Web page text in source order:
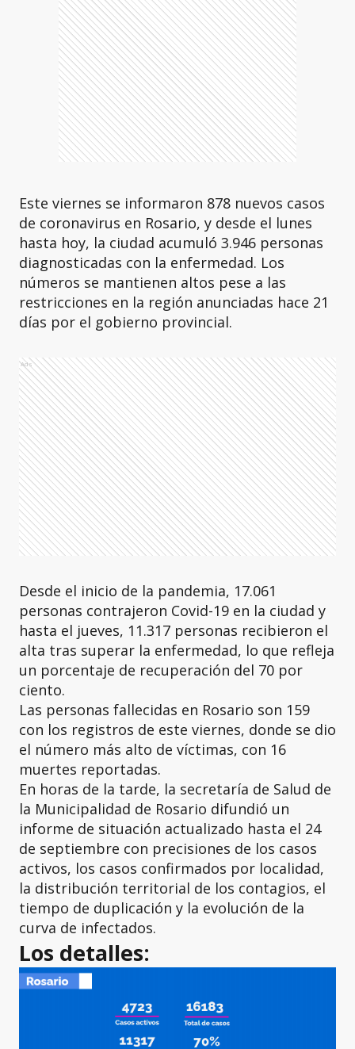
Este viernes se informaron 878 nuevos casos
de coronavirus en Rosario, y desde el lunes
hasta hoy, la ciudad acumuló 3.946 personas
diagnosticadas con la enfermedad. Los
números se mantienen altos pese a las
restricciones en la región anunciadas hace 21
días por el gobierno provincial.
Ads
Desde el inicio de la pandemia, 17.061
personas contrajeron Covid-19 en la ciudad y
hasta el jueves, 11.317 personas recibieron el
alta tras superar la enfermedad, lo que refleja
un porcentaje de recuperación del 70 por
ciento.
Las personas fallecidas en Rosario son 159
con los registros de este viernes, donde se dio
el número más alto de víctimas, con 16
muertes reportadas.
En horas de la tarde, la secretaría de Salud de
la Municipalidad de Rosario difundió un
informe de situación actualizado hasta el 24
de septiembre con precisiones de los casos
activos, los casos confirmados por localidad,
la distribución territorial de los contagios, el
tiempo de duplicación y la evolución de la
curva de infectados.
Los detalles: